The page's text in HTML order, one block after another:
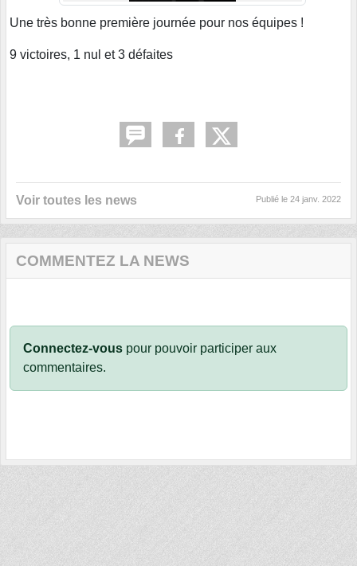
Une très bonne première journée pour nos équipes !
9 victoires, 1 nul et 3 défaites
Voir toutes les news Publié le 24 janv. 2022
COMMENTEZ LA NEWS
Connectez-vous pour pouvoir participer aux
commentaires.